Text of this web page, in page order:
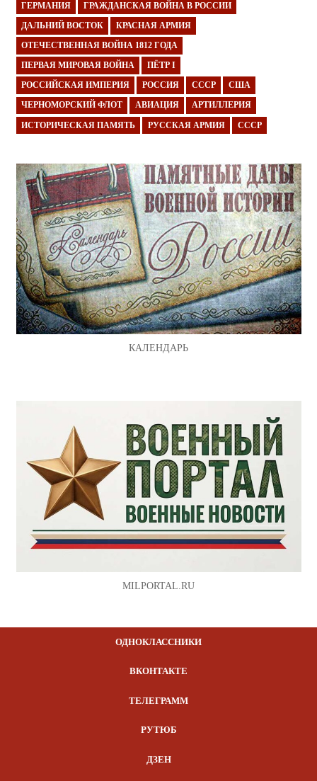
ГЕРМАНИЯ ГРАЖДАНСКАЯ ВОЙНА В РОССИИ
ДАЛЬНИЙ ВОСТОК КРАСНАЯ АРМИЯ
ОТЕЧЕСТВЕННАЯ ВОЙНА 1812 ГОДА
ПЕРВАЯ МИРОВАЯ ВОЙНА ПЁТР I
РОССИЙСКАЯ ИМПЕРИЯ РОССИЯ СССР США
ЧЕРНОМОРСКИЙ ФЛОТ АВИАЦИЯ АРТИЛЛЕРИЯ
ИСТОРИЧЕСКАЯ ПАМЯТЬ РУССКАЯ АРМИЯ СССР
КАЛЕНДАРЬ
MILPORTAL.RU
ОДНОКЛАССНИКИ
ВКОНТАКТЕ
ТЕЛЕГРАММ
РУТЮБ
ДЗЕН